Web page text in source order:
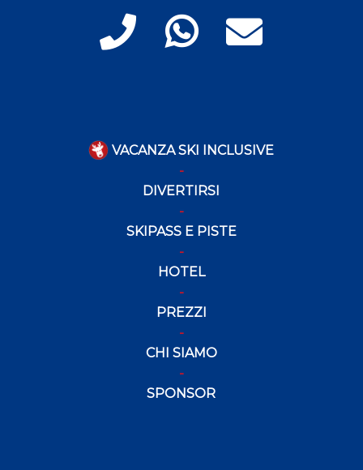
VACANZA SKI INCLUSIVE
DIVERTIRSI
SKIPASS E PISTE
HOTEL
PREZZI
CHI SIAMO
SPONSOR